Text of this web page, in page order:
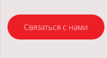
Связаться с нами